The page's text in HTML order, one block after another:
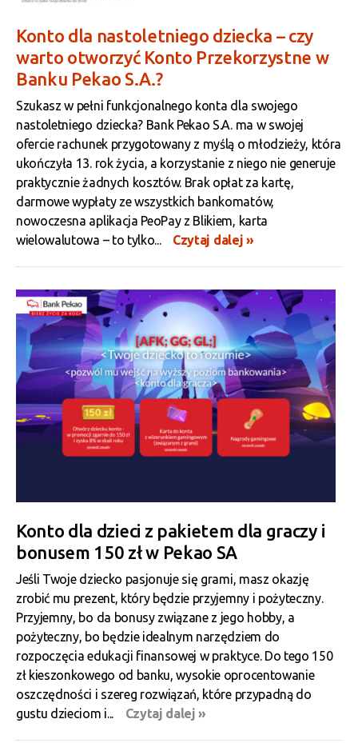
Konto dla nastoletniego dziecka – czy
warto otworzyć Konto Przekorzystne w
Banku Pekao S.A.?
Szukasz w pełni funkcjonalnego konta dla swojego
nastoletniego dziecka? Bank Pekao S.A. ma w swojej
ofercie rachunek przygotowany z myślą o młodzieży, która
ukończyła 13. rok życia, a korzystanie z niego nie generuje
praktycznie żadnych kosztów. Brak opłat za kartę,
darmowe wypłaty ze wszystkich bankomatów,
nowoczesna aplikacja PeoPay z Blikiem, karta
wielowalutowa – to tylko...
Czytaj dalej »
Konto dla dzieci z pakietem dla graczy i
bonusem 150 zł w Pekao SA
Jeśli Twoje dziecko pasjonuje się grami, masz okazję
zrobić mu prezent, który będzie przyjemny i pożyteczny.
Przyjemny, bo da bonusy związane z jego hobby, a
pożyteczny, bo będzie idealnym narzędziem do
rozpoczęcia edukacji finansowej w praktyce. Do tego 150
zł kieszonkowego od banku, wysokie oprocentowanie
oszczędności i szereg rozwiązań, które przypadną do
gustu dzieciom i...
Czytaj dalej »